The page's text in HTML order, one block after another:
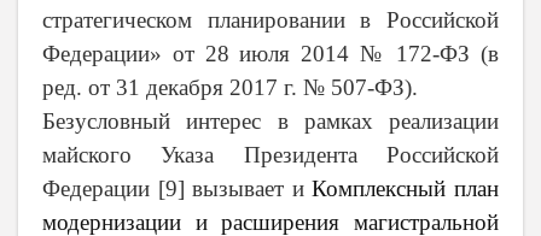
стратегическом планировании в Российской
Федерации» от 28 июля 2014 № 172-ФЗ (в
ред. от 31 декабря 2017 г. № 507-ФЗ).
Безусловный интерес в рамках реализации
майского Указа Президента Российской
Федерации [9] вызывает иКомплексный план
модернизации и расширения магистральной